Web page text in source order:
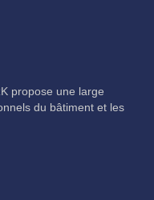
propose une large
du bâtiment et les